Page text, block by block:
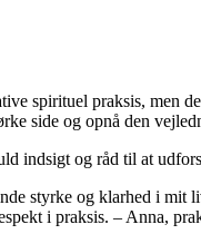
spirituel praksis, men
side og opnå den
indsigt og råd til at
styrke og klarhed i mit
i praksis. – Anna,